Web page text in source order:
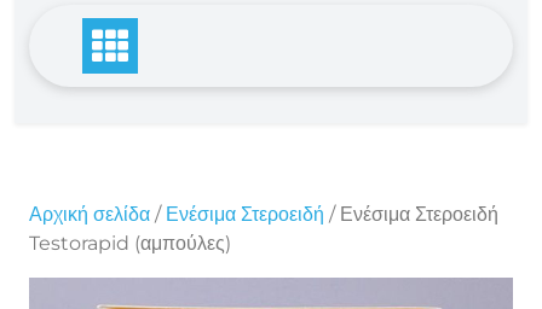
Αρχική σελίδα / Ενέσιμα Στεροειδή / Ενέσιμα Στεροειδή
Testorapid (αμπούλες)